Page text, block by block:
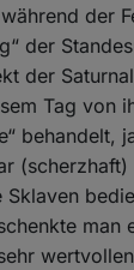
der
der
der
Tag von
behandelt,
Sklaven
man